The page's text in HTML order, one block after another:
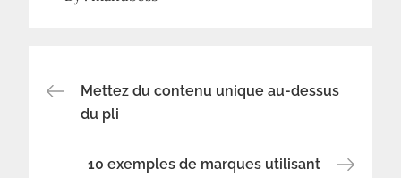
Navigation
de
Mettez du contenu unique au-dessus
du pli
10 exemples de marques utilisant